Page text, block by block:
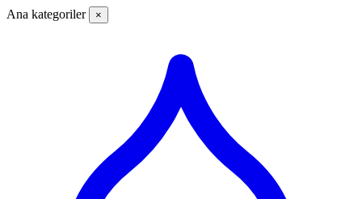
Ana kategoriler ×